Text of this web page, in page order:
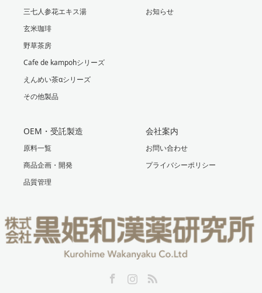
三七人参花エキス湯
玄米珈琲
野草茶房
Cafe de kampohシリーズ
えんめい茶αシリーズ
その他製品
お知らせ
OEM・受託製造
原料一覧
商品企画・開発
品質管理
会社案内
お問い合わせ
プライバシーポリシー